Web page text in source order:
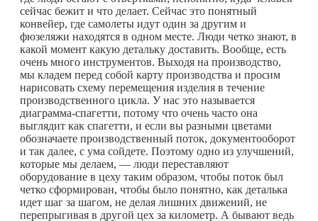
сейчас бежит и что делает. Сейчас это понятный
конвейер, где самолеты идут один за другим и
фюзеляжи находятся в одном месте. Люди четко знают, в
какой момент какую детальку доставить. Вообще, есть
очень много инструментов. Выходя на производство,
мы кладем перед собой карту производства и просим
нарисовать схему перемещения изделия в течение
производственного цикла. У нас это называется
диаграмма-спагетти, потому что очень часто она
выглядит как спагетти, и если вы разными цветами
обозначаете производственный поток, документооборот
и так далее, с ума сойдете. Поэтому одно из улучшений,
которые мы делаем, — люди переставляют
оборудование в цеху таким образом, чтобы поток был
четко сформирован, чтобы было понятно, как деталька
идет шаг за шагом, не делая лишних движений, не
перепрыгивая в другой цех за километр. А бывают ведь